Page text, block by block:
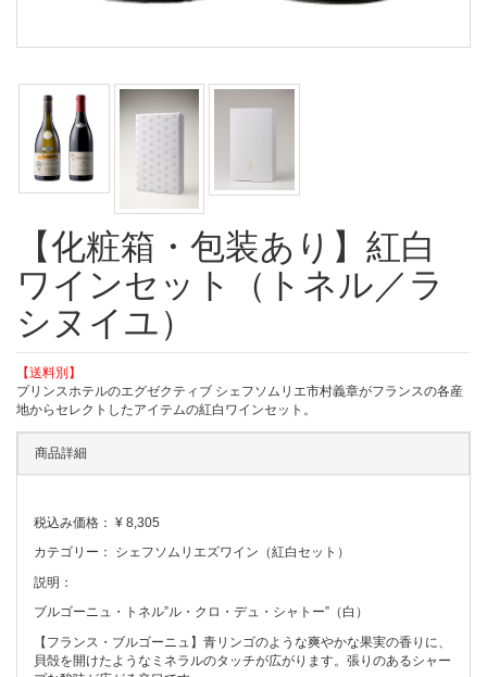
【化粧箱・包装あり】紅白
ワインセット（トネル／ラ
シヌイユ）
【送料別】
プリンスホテルのエグゼクティブ シェフソムリエ市村義章がフランスの各産
地からセレクトしたアイテムの紅白ワインセット。
商品詳細
税込み価格： ¥ 8,305
カテゴリー：
シェフソムリエズワイン（紅白セット）
説明：
ブルゴーニュ・トネル”ル・クロ・デュ・シャトー”（白）
【フランス・ブルゴーニュ】青リンゴのような爽やかな果実の香りに、
貝殻を開けたようなミネラルのタッチが広がります。張りのあるシャー